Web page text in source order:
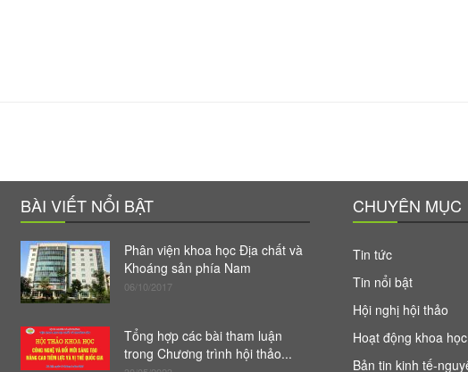
BÀI VIẾT NỔI BẬT
Phân viện khoa học Địa chất và
Khoáng sản phía Nam
06/10/2017
Tổng hợp các bài tham luận
trong Chương trình hội thảo...
CHUYÊN MỤC
Tin tức
Tin nổi bật
Hội nghị hội thảo
Hoạt động khoa học
Bản tin kinh tế-